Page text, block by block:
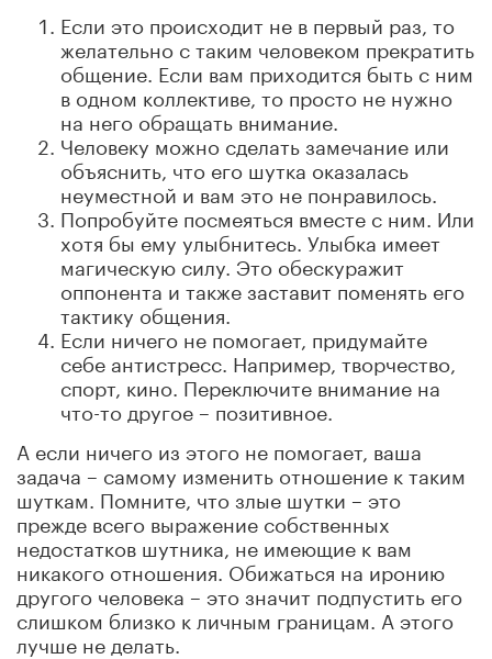
Если это происходит не в первый раз, то
желательно с таким человеком прекратить
общение. Если вам приходится быть с ним
в одном коллективе, то просто не нужно
на него обращать внимание.
Человеку можно сделать замечание или
объяснить, что его шутка оказалась
неуместной и вам это не понравилось.
Попробуйте посмеяться вместе с ним. Или
хотя бы ему улыбнитесь. Улыбка имеет
магическую силу. Это обескуражит
оппонента и также заставит поменять его
тактику общения.
Если ничего не помогает, придумайте
себе антистресс. Например, творчество,
спорт, кино. Переключите внимание на
что-то другое – позитивное.
А если ничего из этого не помогает, ваша
задача – самому изменить отношение к таким
шуткам. Помните, что злые шутки – это
прежде всего выражение собственных
недостатков шутника, не имеющие к вам
никакого отношения. Обижаться на иронию
другого человека – это значит подпустить его
слишком близко к личным границам. А этого
лучше не делать.